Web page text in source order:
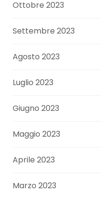
Ottobre 2023
Settembre 2023
Agosto 2023
Luglio 2023
Giugno 2023
Maggio 2023
Aprile 2023
Marzo 2023